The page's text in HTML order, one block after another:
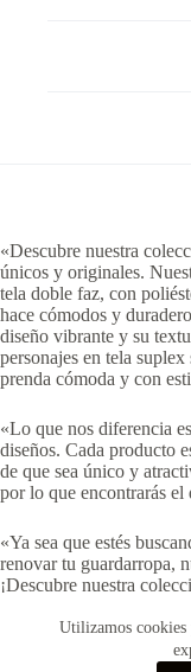
Utilizamos
«Descubre nuestra
únicos y originales.
tela doble faz, con
hace cómodos y
diseño vibrante y su
personajes en tela
prenda cómoda y con
«Lo que nos diferencia
diseños. Cada producto
de que sea único y
por lo que encontrarás el
«Ya sea que estés
renovar tu guardarropa,
¡Descubre nuestra